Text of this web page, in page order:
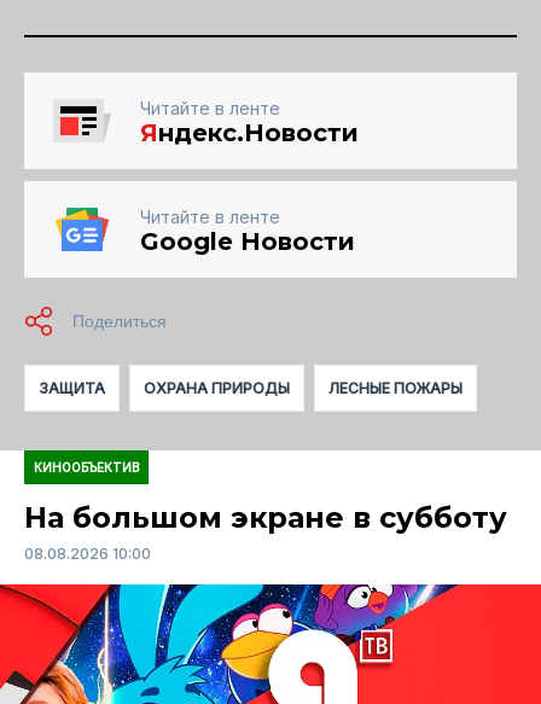
Читайте в ленте
Яндекс.Новости
Читайте в ленте
Google Новости
ЗАЩИТА ОХРАНА ПРИРОДЫ ЛЕСНЫЕ ПОЖАРЫ
КИНООБЪЕКТИВ
На большом экране в субботу
08.08.2026 10:00